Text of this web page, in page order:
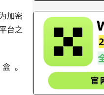
加密
台之
。